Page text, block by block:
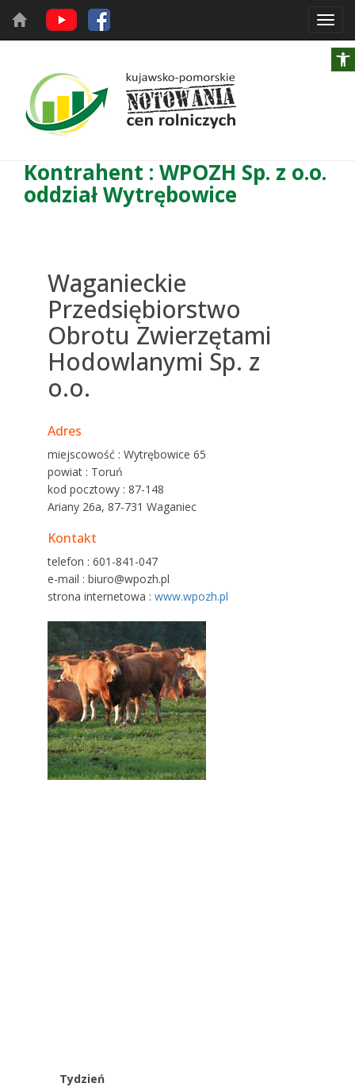
Kontrahent : WPOZH Sp. z o.o.
oddział Wytrębowice
Waganieckie
Przedsiębiorstwo
Obrotu Zwierzętami
Hodowlanymi Sp. z
o.o.
Adres
miejscowość : Wytrębowice 65
powiat : Toruń
kod pocztowy : 87-148
Ariany 26a, 87-731 Waganiec
Kontakt
telefon : 601-841-047
e-mail : biuro@wpozh.pl
strona internetowa : www.wpozh.pl
Tydzień